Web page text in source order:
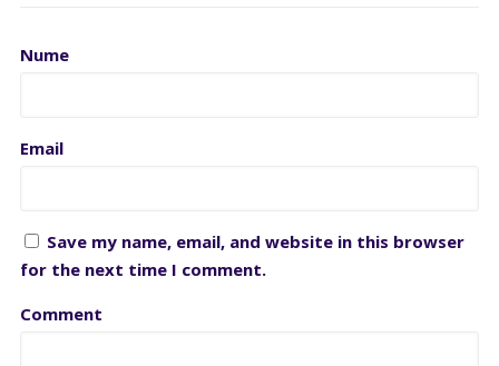
Nume
Email
Save my name, email, and website in this browser
for the next time I comment.
Comment